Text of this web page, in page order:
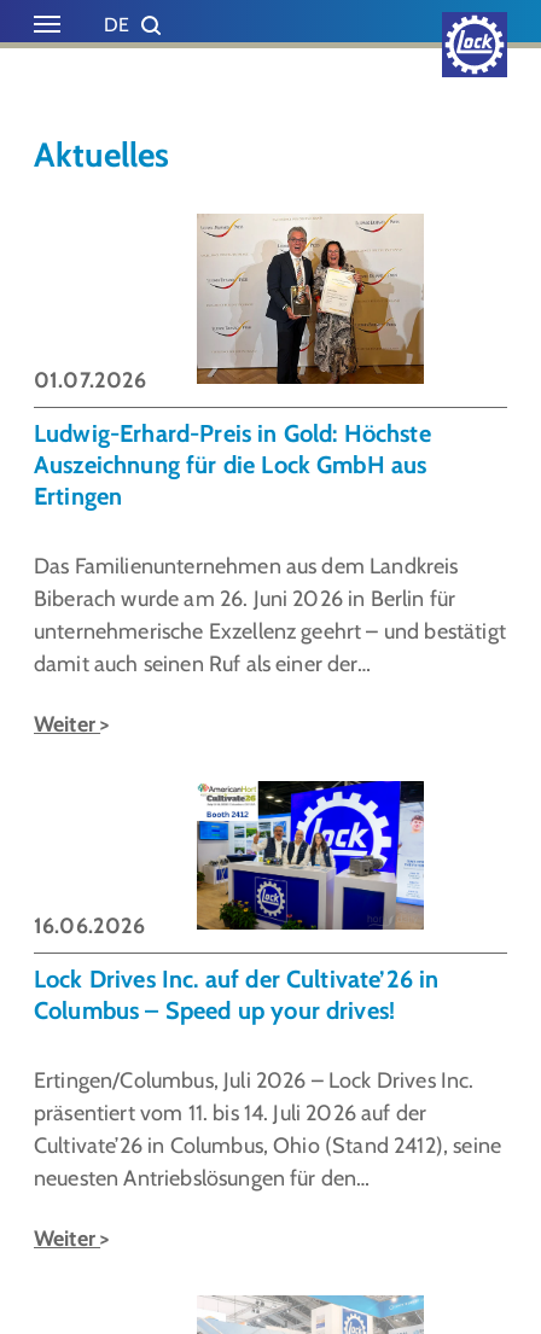
Skip to main content
Skip to page footer
DE
Aktuelles
Ludwig-Erhard-Preis in Gold: Höchste
Auszeichnung für die Lock GmbH aus
Ertingen
Das Familienunternehmen aus dem Landkreis
Biberach wurde am 26. Juni 2026 in Berlin für
unternehmerische Exzellenz geehrt – und bestätigt
damit auch seinen Ruf als einer der…
Weiter
01.07.2026
Lock Drives Inc. auf der Cultivate’26 in
Columbus – Speed up your drives!
Ertingen/Columbus, Juli 2026 – Lock Drives Inc.
präsentiert vom 11. bis 14. Juli 2026 auf der
Cultivate’26 in Columbus, Ohio (Stand 2412), seine
neuesten Antriebslösungen für den…
Weiter
16.06.2026